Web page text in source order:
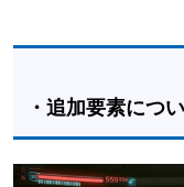
・追加要素につ